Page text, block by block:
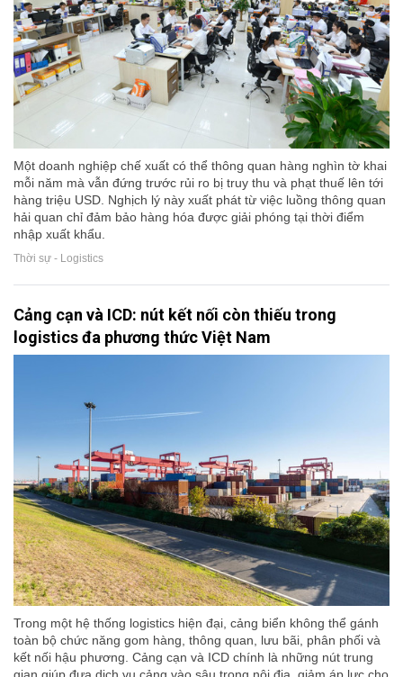
Một doanh nghiệp chế xuất có thể thông quan hàng nghìn tờ khai
mỗi năm mà vẫn đứng trước rủi ro bị truy thu và phạt thuế lên tới
hàng triệu USD. Nghịch lý này xuất phát từ việc luồng thông quan
hải quan chỉ đảm bảo hàng hóa được giải phóng tại thời điểm
nhập xuất khẩu.
Thời sự - Logistics
Cảng cạn và ICD: nút kết nối còn thiếu trong
logistics đa phương thức Việt Nam
Trong một hệ thống logistics hiện đại, cảng biển không thể gánh
toàn bộ chức năng gom hàng, thông quan, lưu bãi, phân phối và
kết nối hậu phương. Cảng cạn và ICD chính là những nút trung
gian giúp đưa dịch vụ cảng vào sâu trong nội địa, giảm áp lực cho